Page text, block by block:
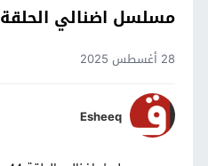
مسلسل اضنالي الحلقة 44
28 أغسطس 2025
Esheeq